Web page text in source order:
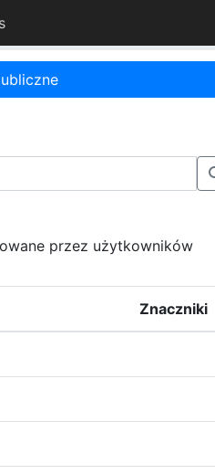
przez użytkowników
Znaczniki